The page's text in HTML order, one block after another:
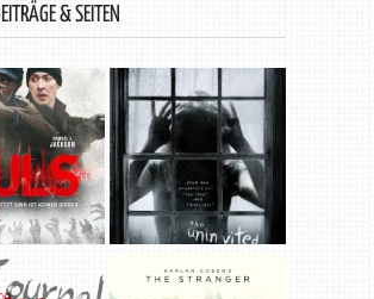
& SEITEN